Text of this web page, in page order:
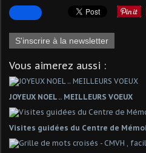
S'inscrire à la newsletter
Vous aimerez aussi :
JOYEUX NOEL .. MEILLEURS VOEUX
Visites guidées du Centre de